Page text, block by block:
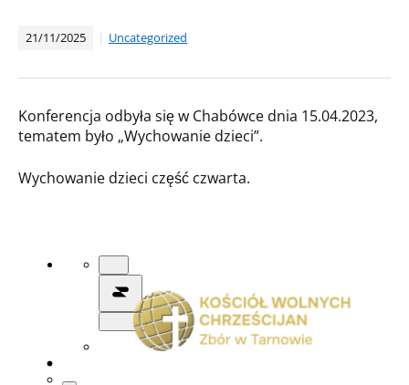
21/11/2025 Uncategorized
Konferencja odbyła się w Chabówce dnia 15.04.2023,
tematem było „Wychowanie dzieci”.
Wychowanie dzieci część czwarta.